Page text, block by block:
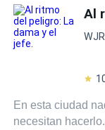
um investimento.
Luna é o seu
invasão de
toques proibidos e segredos, eles descobrirão que o
ninguém
Amor Proibido
En esta ciudad
necesitan